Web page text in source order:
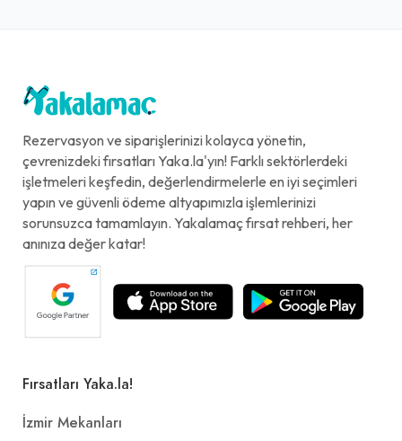
Rezervasyon ve siparişlerinizi kolayca yönetin,
çevrenizdeki fırsatları Yaka.la'yın! Farklı sektörlerdeki
işletmeleri keşfedin, değerlendirmelerle en iyi seçimleri
yapın ve güvenli ödeme altyapımızla işlemlerinizi
sorunsuzca tamamlayın. Yakalamaç fırsat rehberi, her
anınıza değer katar!
Fırsatları Yaka.la!
İzmir Mekanları